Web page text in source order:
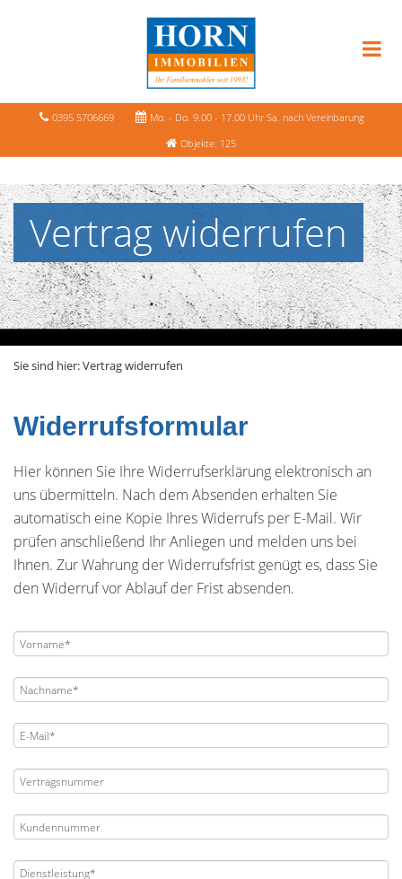
0395 5706669
Mo. - Do. 9.00 - 17.00 Uhr Sa. nach Vereinbarung
Objekte: 125
Vertrag widerrufen
Sie sind hier:Vertrag widerrufen
Widerrufsformular
Hier können Sie Ihre Widerrufserklärung elektronisch an
uns übermitteln. Nach dem Absenden erhalten Sie
automatisch eine Kopie Ihres Widerrufs per E-Mail. Wir
prüfen anschließend Ihr Anliegen und melden uns bei
Ihnen. Zur Wahrung der Widerrufsfrist genügt es, dass Sie
den Widerruf vor Ablauf der Frist absenden.